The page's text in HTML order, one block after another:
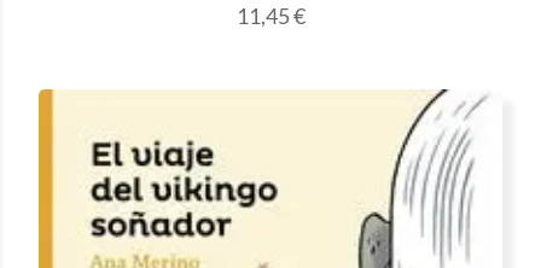
11,45€